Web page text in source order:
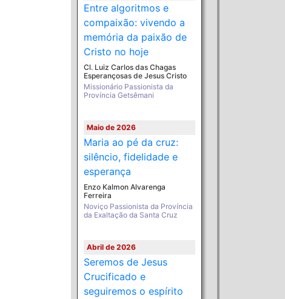
Entre algoritmos e
compaixão: vivendo a
memória da paixão de
Cristo no hoje
Cl. Luiz Carlos das Chagas
Esperançosas de Jesus Cristo
Missionário Passionista da
Província Getsêmani
Maio de 2026
Maria ao pé da cruz:
silêncio, fidelidade e
esperança
Enzo Kalmon Alvarenga
Ferreira
Noviço Passionista da Província
da Exaltação da Santa Cruz
Abril de 2026
Seremos de Jesus
Crucificado e
seguiremos o espírito